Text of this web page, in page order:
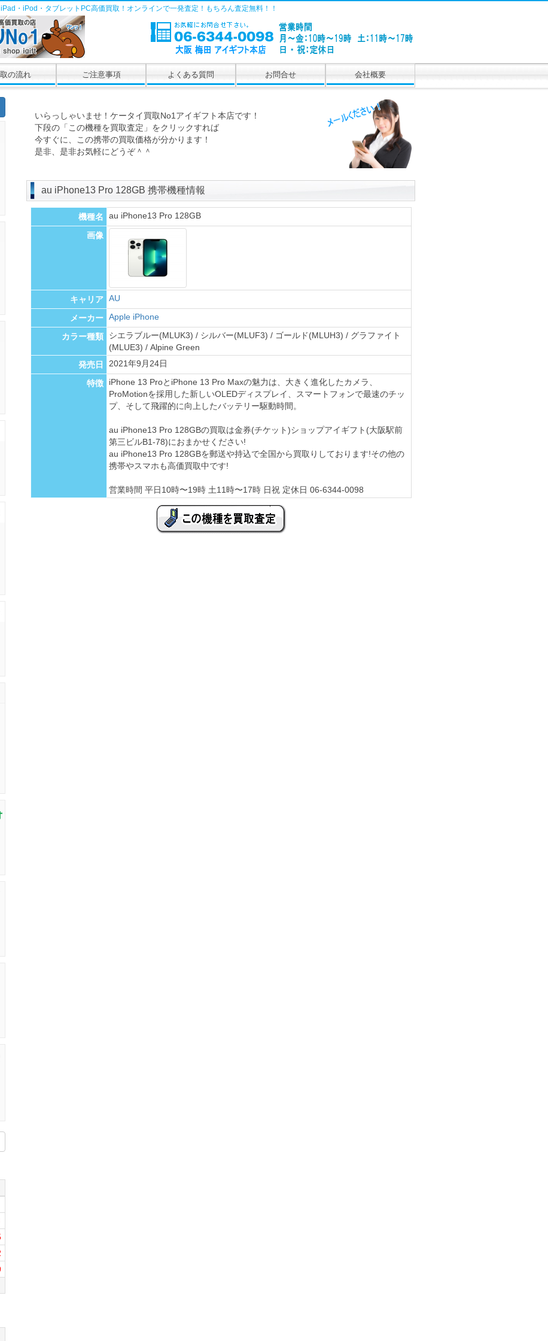
・iPod・タブレットPC高価買取！オンラインで一発査定！もちろん査定無料！！
の流れ ご注意事項 よくある質問 お問合せ 会社概要
いらっしゃいませ！ケータイ買取No1アイギフト本店です！
下段の「この機種を買取査定」をクリックすれば
今すぐに、この携帯の買取価格が分かります！
是非、是非お気軽にどうぞ＾＾
au iPhone13 Pro 128GB 携帯機種情報
機種名 au iPhone13 Pro 128GB
画像
キャリア AU
メーカー Apple iPhone
カラー種類
シエラブルー(MLUK3) / シルバー(MLUF3) / ゴールド(MLUH3) / グラファイト
(MLUE3) / Alpine Green
発売日
2021年9月24日
特徴
iPhone 13 ProとiPhone 13 Pro Maxの魅力は、大きく進化したカメラ、
ProMotionを採用した新しいOLEDディスプレイ、スマートフォンで最速のチッ
プ、そして飛躍的に向上したバッテリー駆動時間。
au iPhone13 Pro 128GBの買取は金券(チケット)ショップアイギフト(大阪駅前
第三ビルB1-78)におまかせください!
au iPhone13 Pro 128GBを郵送や持込で全国から買取りしております!その他の
携帯やスマホも高価買取中です!
営業時間 平日10時〜19時 土11時〜17時 日祝 定休日 06-6344-0098